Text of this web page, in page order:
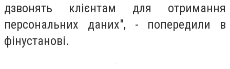
дзвонять клієнтам для отримання
персональних даних", - попередили в
фінустанові.